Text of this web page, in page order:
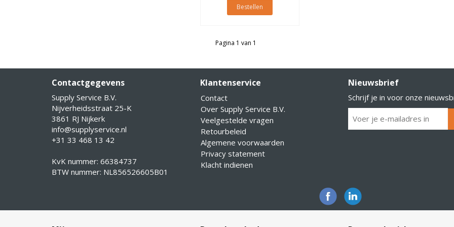
Bestellen
Pagina 1 van 1
Contactgegevens
Supply Service B.V.
Nijverheidsstraat 25-K
3861 RJ Nijkerk
info@supplyservice.nl
+31 33 468 13 42
KvK nummer: 66384737
BTW nummer: NL856526605B01
Klantenservice
Contact
Over Supply Service B.V.
Veelgestelde vragen
Retourbeleid
Algemene voorwaarden
Privacy statement
Klacht indienen
Nieuwsbrief
Schrijf je in voor onze